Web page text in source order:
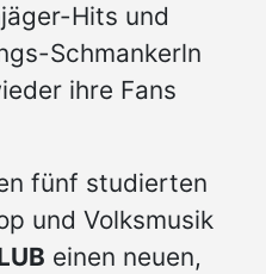
Hits und
Schmankerln
ihre Fans
fünf studierten
und Volksmusik
einen neuen,